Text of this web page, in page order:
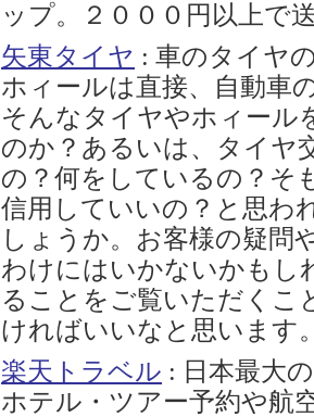
ップ。２０００円以上で
矢東タイヤ : 車のタイヤ
ホィールは直接、自動車
そんなタイヤやホィール
のか？あるいは、タイヤ
の？何をしているの？そ
信用していいの？と思わ
しょうか。お客様の疑問
わけにはいかないかもし
ることをご覧いただくこ
ければいいなと思います
楽天トラベル : 日本最大
ホテル・ツアー予約や航